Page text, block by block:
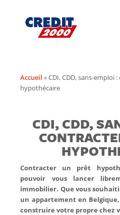
Accueil »CDI, CDD, sans-emploi
hypothécaire
CDI, CDD,
Contracter un prêt
pouvoir vous lancer
immobilier. Que vous
un appartement en
construire votre propre chez